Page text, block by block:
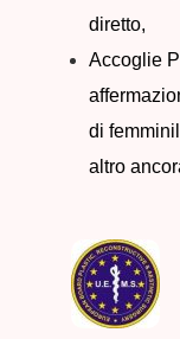
diretto,
Accoglie
di
altro